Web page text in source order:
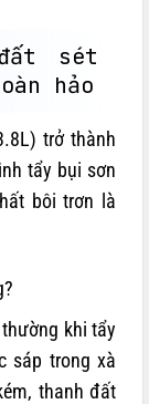
sét
hảo
trở thành
tẩy bụi sơn
bôi trơn là
khi tẩy
sáp trong xà
thanh đất